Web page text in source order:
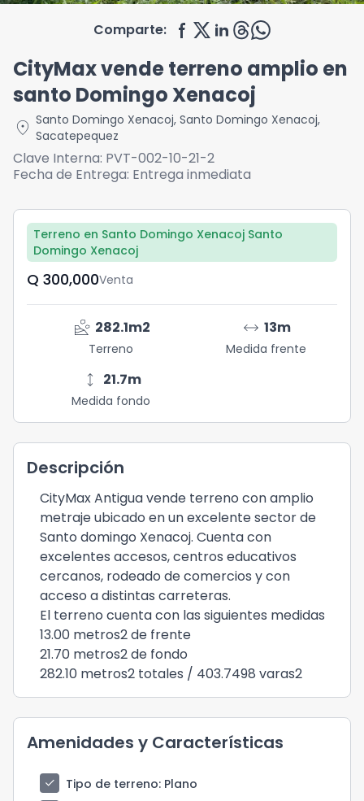
Comparte:
CityMax vende terreno amplio en
santo Domingo Xenacoj
location_on Santo Domingo Xenacoj, Santo Domingo Xenacoj,
Sacatepequez
Clave Interna: PVT-002-10-21-2
Fecha de Entrega: Entrega inmediata
Terreno en Santo Domingo Xenacoj Santo
Domingo Xenacoj
Q	300,000Venta
landslide 282.1m2
Terreno
arrow_range 13m
Medida frente
height 21.7m
Medida fondo
Descripción
CityMax Antigua vende terreno con amplio
metraje ubicado en un excelente sector de
Santo domingo Xenacoj. Cuenta con
excelentes accesos, centros educativos
cercanos, rodeado de comercios y con
acceso a distintas carreteras.
El terreno cuenta con las siguientes medidas
13.00 metros2 de frente
21.70 metros2 de fondo
282.10 metros2 totales / 403.7498 varas2
Amenidades y Características
check Tipo de terreno: Plano